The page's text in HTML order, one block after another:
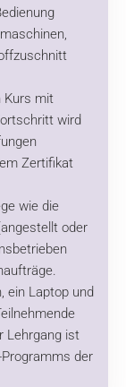
Kurs mit
wird
Zertifikat
wie die
oder
ein Laptop und
Lehrgang ist
der